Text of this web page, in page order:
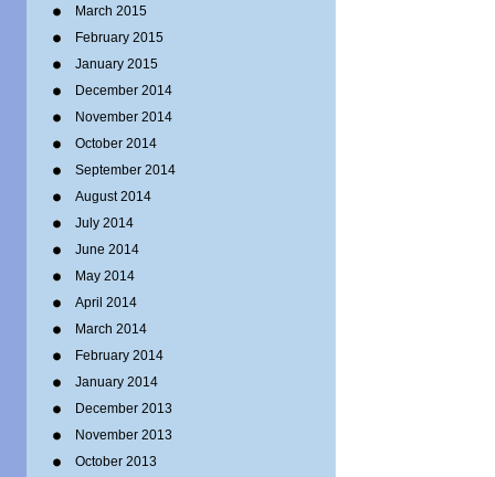
March 2015
February 2015
January 2015
December 2014
November 2014
October 2014
September 2014
August 2014
July 2014
June 2014
May 2014
April 2014
March 2014
February 2014
January 2014
December 2013
November 2013
October 2013